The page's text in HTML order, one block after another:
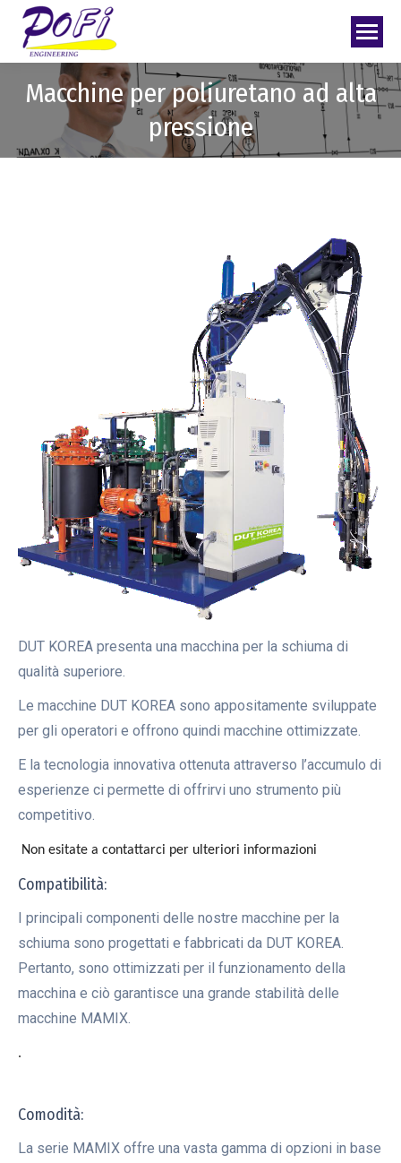
Macchine per poliuretano ad alta
pressione
DUT KOREA presenta una macchina per la schiuma di
qualità superiore.
Le macchine DUT KOREA sono appositamente sviluppate
per gli operatori e offrono quindi macchine ottimizzate.
E la tecnologia innovativa ottenuta attraverso l’accumulo di
esperienze ci permette di offrirvi uno strumento più
competitivo.
Non esitate a contattarci per ulteriori informazioni
Compatibilità:
I principali componenti delle nostre macchine per la
schiuma sono progettati e fabbricati da DUT KOREA.
Pertanto, sono ottimizzati per il funzionamento della
macchina e ciò garantisce una grande stabilità delle
macchine MAMIX.
.
Comodità:
La serie MAMIX offre una vasta gamma di opzioni in base